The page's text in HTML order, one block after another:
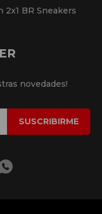
2x1 BR Sneakers
novedades!
SUSCRIBIRME